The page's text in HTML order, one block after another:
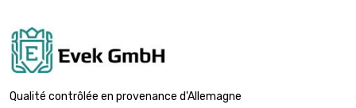
Qualité contrôlée en provenance d'Allemagne